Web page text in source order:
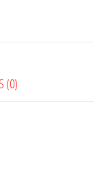
(0)